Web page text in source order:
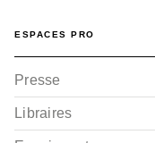
ESPACES PRO
Presse
Libraires